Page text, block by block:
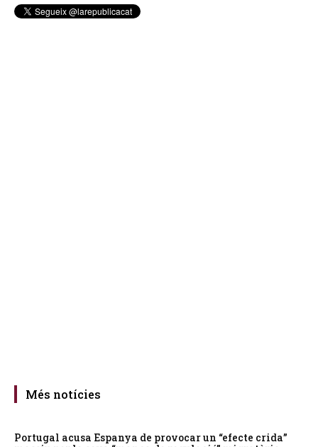
Més notícies
Portugal acusa Espanya de provocar un “efecte crida”